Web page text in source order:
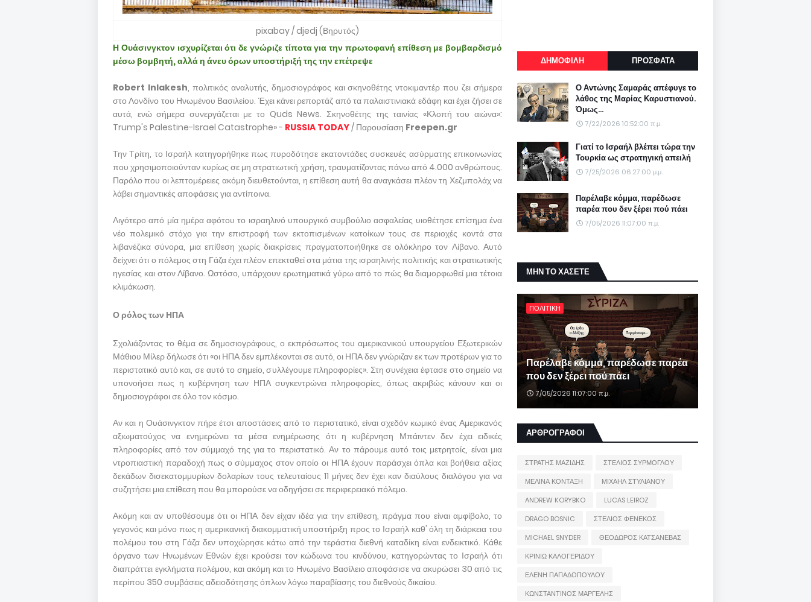
pixabay / djedj (Βηρυτός)
Η Ουάσινγκτον ισχυρίζεται ότι δε γνώριζε τίποτα για την πρωτοφανή επίθεση με βομβαρδισμό
μέσω βομβητή, αλλά η άνευ όρων υποστήριξή της την επέτρεψε
Robert Inlakesh, πολιτικός αναλυτής, δημοσιογράφος και σκηνοθέτης ντοκιμαντέρ που ζει σήμερα
στο Λονδίνο του Ηνωμένου Βασιλείου. Έχει κάνει ρεπορτάζ από τα παλαιστινιακά εδάφη και έχει ζήσει σε
αυτά, ενώ σήμερα συνεργάζεται με το Quds News. Σκηνοθέτης της ταινίας «Κλοπή του αιώνα»:
Trump's Palestine-Israel Catastrophe» - RUSSIA TODAY/ Παρουσίαση Freepen.gr
Την Τρίτη, το Ισραήλ κατηγορήθηκε πως πυροδότησε εκατοντάδες συσκευές ασύρματης επικοινωνίας
που χρησιμοποιούνταν κυρίως σε μη στρατιωτική χρήση, τραυματίζοντας πάνω από 4.000 ανθρώπους.
Παρόλο που οι λεπτομέρειες ακόμη διευθετούνται, η επίθεση αυτή θα αναγκάσει πλέον τη Χεζμπολάχ να
λάβει σημαντικές αποφάσεις για αντίποινα.
Λιγότερο από μία ημέρα αφότου το ισραηλινό υπουργικό συμβούλιο ασφαλείας υιοθέτησε επίσημα ένα
νέο πολεμικό στόχο για την επιστροφή των εκτοπισμένων κατοίκων τους σε περιοχές κοντά στα
λιβανέζικα σύνορα, μια επίθεση χωρίς διακρίσεις πραγματοποιήθηκε σε ολόκληρο τον Λίβανο. Αυτό
δείχνει ότι ο πόλεμος στη Γάζα έχει πλέον επεκταθεί στα μάτια της ισραηλινής πολιτικής και στρατιωτικής
ηγεσίας και στον Λίβανο. Ωστόσο, υπάρχουν ερωτηματικά γύρω από το πώς θα διαμορφωθεί μια τέτοια
κλιμάκωση.
Ο ρόλος των ΗΠΑ
Σχολιάζοντας το θέμα σε δημοσιογράφους, ο εκπρόσωπος του αμερικανικού υπουργείου Εξωτερικών
Μάθιου Μίλερ δήλωσε ότι «οι ΗΠΑ δεν εμπλέκονται σε αυτό, οι ΗΠΑ δεν γνώριζαν εκ των προτέρων για το
περιστατικό αυτό και, σε αυτό το σημείο, συλλέγουμε πληροφορίες». Στη συνέχεια έφτασε στο σημείο να
υπονοήσει πως η κυβέρνηση των ΗΠΑ συγκεντρώνει πληροφορίες, όπως ακριβώς κάνουν και οι
δημοσιογράφοι σε όλο τον κόσμο.
Αν και η Ουάσινγκτον πήρε έτσι αποστάσεις από το περιστατικό, είναι σχεδόν κωμικό ένας Αμερικανός
αξιωματούχος να ενημερώνει τα μέσα ενημέρωσης ότι η κυβέρνηση Μπάιντεν δεν έχει ειδικές
πληροφορίες από τον σύμμαχό της για το περιστατικό. Αν το πάρουμε αυτό τοις μετρητοίς, είναι μια
ντροπιαστική παραδοχή πως ο σύμμαχος στον οποίο οι ΗΠΑ έχουν παράσχει όπλα και βοήθεια αξίας
δεκάδων δισεκατομμυρίων δολαρίων τους τελευταίους 11 μήνες δεν έχει καν διαύλους διαλόγου για να
συζητήσει μια επίθεση που θα μπορούσε να οδηγήσει σε περιφερειακό πόλεμο.
Ακόμη και αν υποθέσουμε ότι οι ΗΠΑ δεν είχαν ιδέα για την επίθεση, πράγμα που είναι αμφίβολο, το
γεγονός και μόνο πως η αμερικανική διακομματική υποστήριξη προς το Ισραήλ καθ' όλη τη διάρκεια του
πολέμου του στη Γάζα δεν υποχώρησε κάτω από την τεράστια διεθνή καταδίκη είναι ενδεικτικό. Κάθε
όργανο των Ηνωμένων Εθνών έχει κρούσει τον κώδωνα του κινδύνου, κατηγορώντας το Ισραήλ ότι
διαπράττει εγκλήματα πολέμου, και ακόμη και το Ηνωμένο Βασίλειο αποφάσισε να ακυρώσει 30 από τις
περίπου 350 συμβάσεις αδειοδότησης όπλων λόγω παραβίασης του διεθνούς δικαίου.
ΔΗΜΟΦΙΛΗ ΠΡΟΣΦΑΤΑ
Ο Αντώνης Σαμαράς απέφυγε το
λάθος της Μαρίας Καρυστιανού.
Όμως...
7/22/2026 10:52:00 π.μ.
Γιατί το Ισραήλ βλέπει τώρα την
Τουρκία ως στρατηγική απειλή
7/25/2026 06:27:00 μ.μ.
Παρέλαβε κόμμα, παρέδωσε
παρέα που δεν ξέρει πού πάει
7/05/2026 11:07:00 π.μ.
ΜΗΝ ΤΟ ΧΑΣΕΤΕ
ΠΟΛΙΤΙΚΗ
Παρέλαβε κόμμα, παρέδωσε παρέα
που δεν ξέρει πού πάει
7/05/2026 11:07:00 π.μ.
ΑΡΘΡΟΓΡΑΦΟΙ
ΣΤΡΑΤΗΣ ΜΑΖΙΔΗΣ
ΣΤΕΛΙΟΣ ΣΥΡΜΟΓΛΟΥ
ΜΕΛΙΝΑ ΚΟΝΤΑΞΗ
ΜΙΧΑΗΛ ΣΤΥΛΙΑΝΟΥ
ANDREW KORYBKO
LUCAS LEIROZ
DRAGO BOSNIC
ΣΤΕΛΙΟΣ ΦΕΝΕΚΟΣ
MICHAEL SNYDER
ΘΕΟΔΩΡΟΣ ΚΑΤΣΑΝΕΒΑΣ
ΚΡΙΝΙΩ ΚΑΛΟΓΕΡΙΔΟΥ
ΕΛΕΝΗ ΠΑΠΑΔΟΠΟΥΛΟΥ
ΚΩΝΣΤΑΝΤΙΝΟΣ ΜΑΡΓΕΛΗΣ